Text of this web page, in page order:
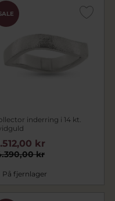
inderring i 14 kt.
kr
kr
På fjernlager